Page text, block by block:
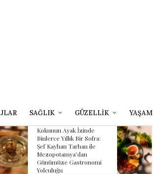
SAĞLIK GÜZELLİK YAŞAM
FOUR SEASONS
HOTEL SULTANAHMET
AVLU’NUN YAZ
MENÜSÜNDE
ANADOLU’NUN